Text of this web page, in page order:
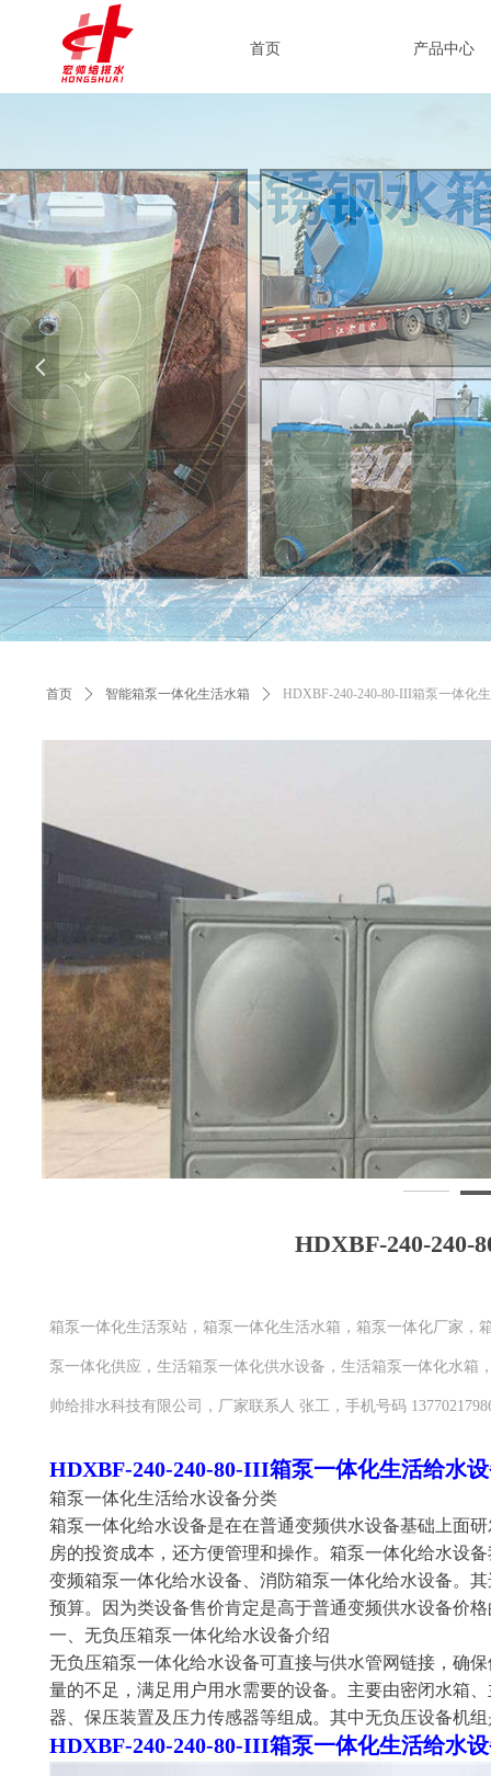
首页 产品中心
넳
首页 ꄲ 智能箱泵一体化生活水箱 ꄲ HDXBF-240-240-80-III箱泵一体化
HDXBF-240-240-
箱泵一体化生活泵站，箱泵一体化生活水箱，箱泵一体化厂家
泵一体化供应，生活箱泵一体化供水设备，生活箱泵一体化水
帅给排水科技有限公司，厂家联系人 张工，手机号码
HDXBF-240-240-80-III箱泵一体化生活给水
箱泵一体化生活给水设备分类
箱泵一体化给水设备是在在普通变频供水设备基础上面
房的投资成本，还方便管理和操作。箱泵一体化给水设
变频箱泵一体化给水设备、消防箱泵一体化给水设备。
预算。因为类设备售价肯定是高于普通变频供水设备价
一、无负压箱泵一体化给水设备介绍
无负压箱泵一体化给水设备可直接与供水管网链接，确
量的不足，满足用户用水需要的设备。主要由密闭水箱
器、保压装置及压力传感器等组成。其中无负压设备机
HDXBF-240-240-80-III箱泵一体化生活给水